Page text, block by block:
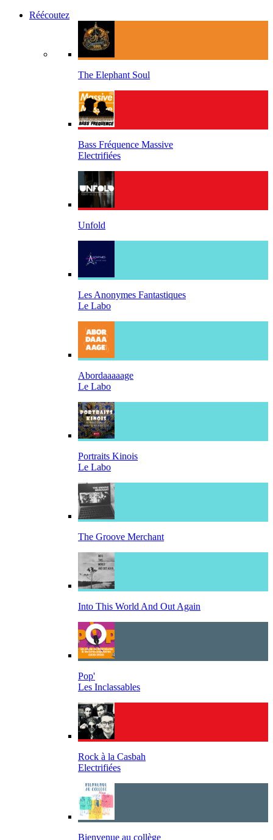
Réécoutez
The Elephant Soul
Bass Fréquence Massive
Electrifiées
Unfold
Les Anonymes Fantastiques
Le Labo
Abordaaaaage
Le Labo
Portraits Kinois
Le Labo
The Groove Merchant
Into This World And Out Again
Pop'
Les Inclassables
Rock à la Casbah
Electrifiées
Bienvenue au collège